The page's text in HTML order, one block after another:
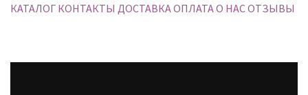
КАТАЛОГ КОНТАКТЫ ДОСТАВКАОПЛАТАО НАСОТЗЫВЫ